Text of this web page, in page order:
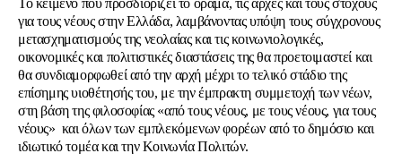
Το κείμενο που προσδιορίζει το όραμα, τις αρχές και τους στόχους
για τους νέους στην Ελλάδα, λαμβάνοντας υπόψη τους σύγχρονους
μετασχηματισμούς της νεολαίας και τις κοινωνιολογικές,
οικονομικές και πολιτιστικές διαστάσεις της θα προετοιμαστεί και
θα συνδιαμορφωθεί από την αρχή μέχρι το τελικό στάδιο της
επίσημης υιοθέτησής του, με την έμπρακτη συμμετοχή των νέων,
στη βάση της φιλοσοφίας «από τους νέους, με τους νέους, για τους
νέους» και όλων των εμπλεκόμενων φορέων από το δημόσιο και
ιδιωτικό τομέα και την Κοινωνία Πολιτών.